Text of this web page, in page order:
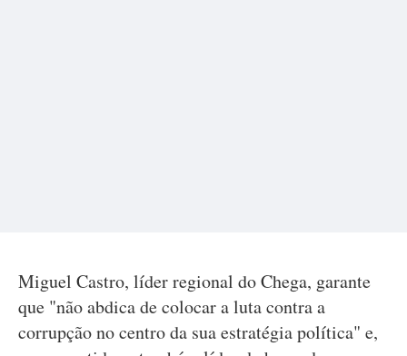
Miguel Castro, líder regional do Chega, garante
que "não abdica de colocar a luta contra a
corrupção no centro da sua estratégia política" e,